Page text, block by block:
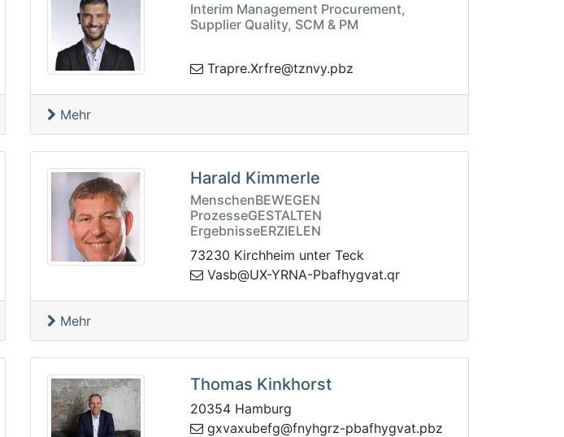
Interim Management Procurement,
Supplier Quality, SCM & PM
zbp.yvnzt@
erfrX.erparT
Mehr
Harald Kimmerle
MenschenBEWEGEN
ProzesseGESTALTEN
ErgebnisseERZIELEN
73230 Kirchheim unter Teck
rq.tavgyhfabP-ANRY-XU
@bsaV
Mehr
Thomas Kinkhorst
20354 Hamburg
zbp.tavgyhfabp-zrghynf@gfe
buxavxg